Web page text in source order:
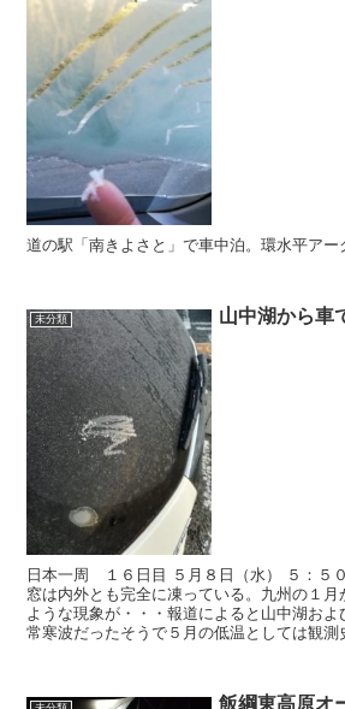
道の駅「南きよさと」で車中泊。環水平アー
未分類 山中湖から車
日本一周 １６日目 ５月８日（水） ５：５
窓は内外とも完全に凍っている。九州の１
ような現象が・・・報道によると山中湖お
常寒波だったそうで５月の低温としては観測
飯綱東高原オ